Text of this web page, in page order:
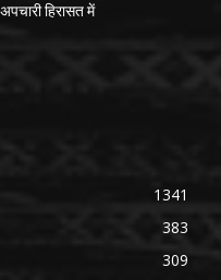
हिरासत में
1341
383
309